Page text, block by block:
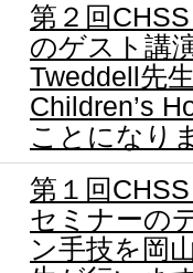
第２回
のゲスト講
Tweddell先
Children’s
ことになり
第１回
セミナーの
ン手技を岡